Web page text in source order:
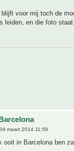
voor mij toch de
leiden, en die foto
maart 2014 11:59
ooit in Barcelona ben